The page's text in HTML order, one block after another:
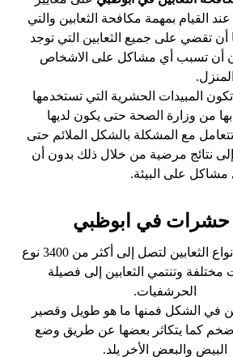
عند القيام بمهمة مكافحة الثعابين والتي
أن تقضي على جميع الثعابين التي توجد
أن تسبب أي مشاكل على الاشخاص
المبيدات الحشرية التي تستخدمها
من وزارة الصحة حتى يكون لديها
مع المشكلة بالشكل الملائم حتى
نتائج مرضية من خلال ذلك بدون أن
على البيئة.
حشرات في ابوظبي
تتعدد وتختلف أنواع الثعابين لتصل إلى أكثر من 3400 نوع
مختلفة وتنتمي الثعابين إلى فصيلة
الحرشفيات.
في الشكل فمنها ما هو طويل وقصير
ضخم كما يتكاثر بعضها عن طريق وضع
البيض والبعض الأخر يلد.